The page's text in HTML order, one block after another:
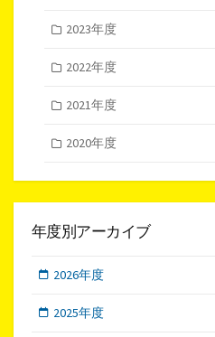
2023年度
2022年度
2021年度
2020年度
年度別アーカイブ
2026年度
2025年度